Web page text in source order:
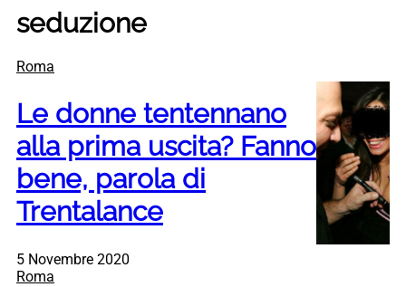
seduzione
Roma
Le donne tentennano
alla prima uscita? Fanno
bene, parola di
Trentalance
5 Novembre 2020
Roma